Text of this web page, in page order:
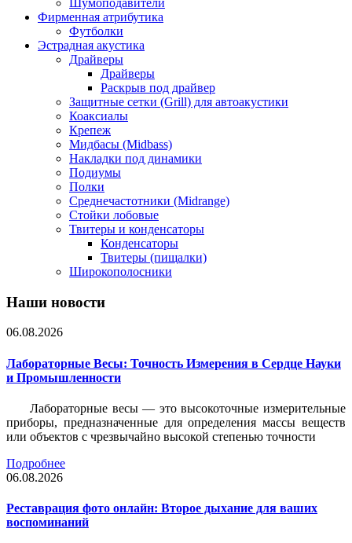
Шумоподавители
Фирменная атрибутика
Футболки
Эстрадная акустика
Драйверы
Драйверы
Раскрыв под драйвер
Защитные сетки (Grill) для автоакустики
Коаксиалы
Крепеж
Мидбасы (Midbass)
Накладки под динамики
Подиумы
Полки
Среднечастотники (Midrange)
Стойки лобовые
Твитеры и конденсаторы
Конденсаторы
Твитеры (пищалки)
Широкополосники
Наши новости
06.08.2026
Лабораторные Весы: Точность Измерения в Сердце Науки
и Промышленности
Лабораторные весы — это высокоточные измерительные
приборы, предназначенные для определения массы веществ
или объектов с чрезвычайно высокой степенью точности
Подробнее
06.08.2026
Реставрация фото онлайн: Второе дыхание для ваших
воспоминаний